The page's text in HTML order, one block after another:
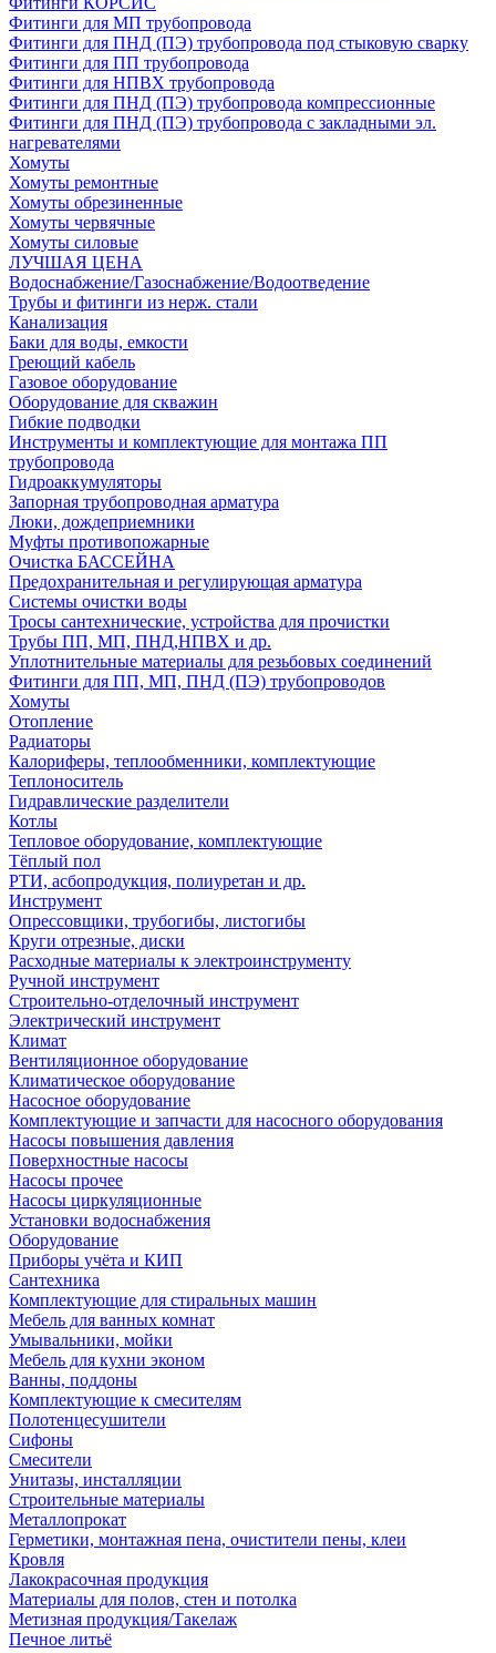
Фитинги для МП трубопровода
Фитинги для ПНД (ПЭ) трубопровода под стыковую сварку
Фитинги для ПП трубопровода
Фитинги для НПВХ трубопровода
Фитинги для ПНД (ПЭ) трубопровода компрессионные
Фитинги для ПНД (ПЭ) трубопровода с закладными эл.
нагревателями
Хомуты
Хомуты ремонтные
Хомуты обрезиненные
Хомуты червячные
Хомуты силовые
ЛУЧШАЯ ЦЕНА
Водоснабжение/Газоснабжение/Водоотведение
Трубы и фитинги из нерж. стали
Канализация
Баки для воды, емкости
Греющий кабель
Газовое оборудование
Оборудование для скважин
Гибкие подводки
Инструменты и комплектующие для монтажа ПП
трубопровода
Гидроаккумуляторы
Запорная трубопроводная арматура
Люки, дождеприемники
Муфты противопожарные
Очистка БАССЕЙНА
Предохранительная и регулирующая арматура
Системы очистки воды
Тросы сантехнические, устройства для прочистки
Трубы ПП, МП, ПНД,НПВХ и др.
Уплотнительные материалы для резьбовых соединений
Фитинги для ПП, МП, ПНД (ПЭ) трубопроводов
Хомуты
Отопление
Радиаторы
Калориферы, теплообменники, комплектующие
Теплоноситель
Гидравлические разделители
Котлы
Тепловое оборудование, комплектующие
Тёплый пол
РТИ, асбопродукция, полиуретан и др.
Инструмент
Опрессовщики, трубогибы, листогибы
Круги отрезные, диски
Расходные материалы к электроинструменту
Ручной инструмент
Строительно-отделочный инструмент
Электрический инструмент
Климат
Вентиляционное оборудование
Климатическое оборудование
Насосное оборудование
Комплектующие и запчасти для насосного оборудования
Насосы повышения давления
Поверхностные насосы
Насосы прочее
Насосы циркуляционные
Установки водоснабжения
Оборудование
Приборы учёта и КИП
Сантехника
Комплектующие для стиральных машин
Мебель для ванных комнат
Умывальники, мойки
Мебель для кухни эконом
Ванны, поддоны
Комплектующие к смесителям
Полотенцесушители
Сифоны
Смесители
Унитазы, инсталляции
Строительные материалы
Металлопрокат
Герметики, монтажная пена, очистители пены, клеи
Кровля
Лакокрасочная продукция
Материалы для полов, стен и потолка
Метизная продукция/Такелаж
Печное литьё